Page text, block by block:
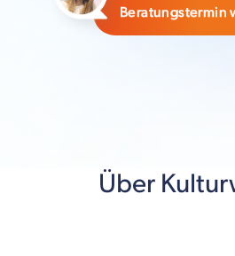
Beratungstermin
Über